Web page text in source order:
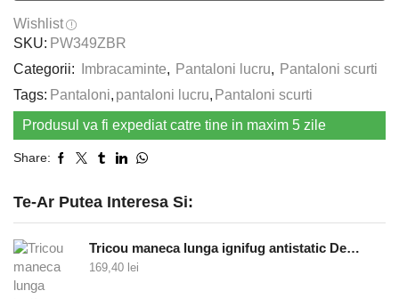
gri
Wishlist
SKU: PW349ZBR
Categorii:
Imbracaminte, Pantaloni lucru, Pantaloni scurti
Tags: Pantaloni, pantaloni lucru, Pantaloni scurti
Produsul va fi expediat catre tine in maxim 5 zile
Share:
Te-Ar Putea Interesa Si:
Tricou maneca lunga ignifug antistatic Defender - bleumarin
169,40 lei